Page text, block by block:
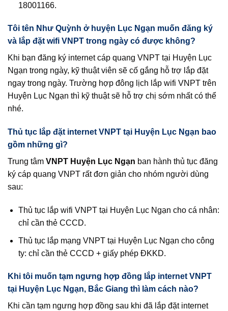
18001166.
Tôi tên Như Quỳnh ở huyện Lục Ngạn muốn đăng ký
và lắp đặt wifi VNPT trong ngày có được không?
Khi bạn đăng ký internet cáp quang VNPT tại Huyện Lục
Ngạn trong ngày, kỹ thuật viên sẽ cố gắng hỗ trợ lắp đặt
ngay trong ngày. Trường hợp đông lịch lắp wifi VNPT trên
Huyện Lục Ngạn thì kỹ thuật sẽ hỗ trợ chị sớm nhất có thể
nhé.
Thủ tục lắp đặt internet VNPT tại Huyện Lục Ngạn bao
gồm những gì?
Trung tâm VNPT Huyện Lục Ngạn ban hành thủ tục đăng
ký cáp quang VNPT rất đơn giản cho nhóm người dùng
sau:
Thủ tục lắp wifi VNPT tại Huyện Lục Ngạn cho cá nhân:
chỉ cần thẻ CCCD.
Thủ tục lắp mạng VNPT tại Huyện Lục Ngạn cho công
ty: chỉ cần thẻ CCCD + giấy phép ĐKKD.
Khi tôi muốn tạm ngưng hợp đồng lắp internet VNPT
tại Huyện Lục Ngạn, Bắc Giang thì làm cách nào?
Khi cần tạm ngưng hợp đồng sau khi đã lắp đặt internet